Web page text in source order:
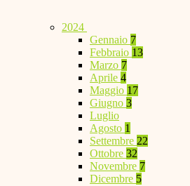
2024
Gennaio 7
Febbraio 13
Marzo 7
Aprile 4
Maggio 17
Giugno 3
Luglio
Agosto 1
Settembre 22
Ottobre 32
Novembre 7
Dicembre 5